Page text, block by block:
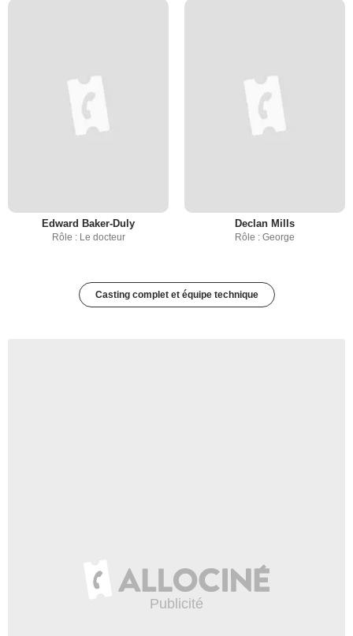
Edward Baker-Duly
Rôle : Le docteur
Declan Mills
Rôle : George
Casting complet et équipe technique